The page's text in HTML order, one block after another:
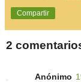
Compartir
2
Anónimo